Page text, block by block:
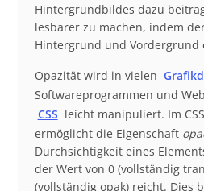
Hintergrundbildes dazu
lesbarer zu machen, indem
Hintergrund und Vordergrund
Opazität wird in vielen
Softwareprogrammen und
CSS leicht manipuliert. Im
ermöglicht die Eigenschaft
Durchsichtigkeit eines
der Wert von 0 (vollständig
(vollständig opak) reicht. Dies